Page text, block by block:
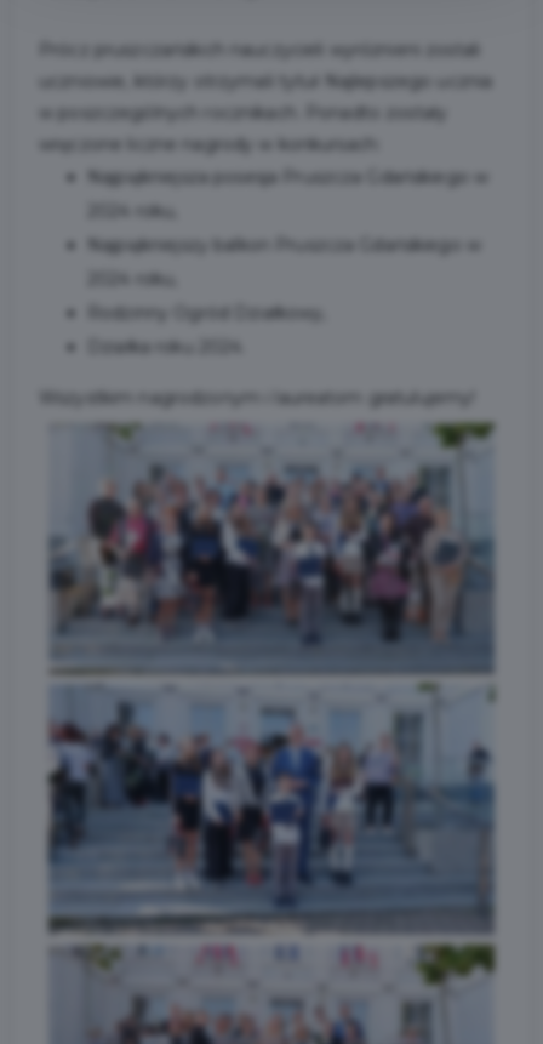
Prócz pruszczańskich nauczycieli wyróżnieni zostali
uczniowie, którzy otrzymali tytuł Najlepszego ucznia
w poszczególnych rocznikach. Ponadto zostały
wręczone liczne nagrody w konkursach:
Najpiękniejsza posesja Pruszcza Gdańskiego w
2024 roku,
Najpiękniejszy balkon Pruszcza Gdańskiego w
2024 roku,
Rodzinny Ogród Działkowy,
Działka roku 2024.
Wszystkim nagrodzonym i laureatom gratulujemy!